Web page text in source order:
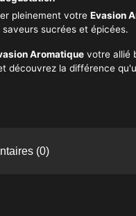
pleinement votre Evasion
sucrées et épicées.
Aromatiquevotre allié
découvrez la différence
(0)